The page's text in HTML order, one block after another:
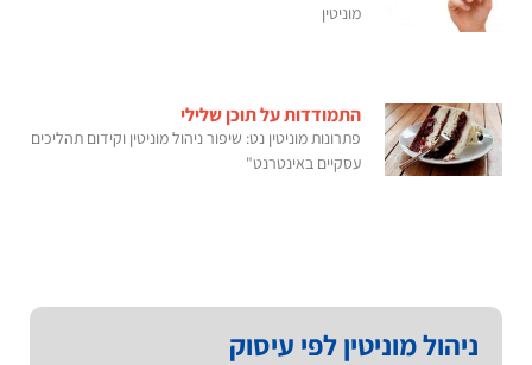
מוניטין
התמודדות על תוכן שלילי
פתרונות מוניטין נט: שיפור ניהול מוניטין וקידום תהליכים
עסקיים באינטרנט"
ניהול מוניטין לפי עיסוק